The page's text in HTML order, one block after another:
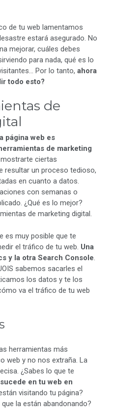
de tu web lamentamos
estará asegurado. No
mejorar, cuáles debes
para nada, qué es lo
Por lo tanto, ahora
todo esto?
de
página web es
de marketing
ciertas
resultar un proceso tedioso,
en cuanto a datos.
con semanas o
¿Qué es lo mejor?
de marketing digital.
es muy posible que te
el tráfico de tu web. Una
y la otra Search Console.
sabemos sacarles el
los datos y te los
va el tráfico de tu web
herramientas más
web y no nos extraña. La
¿Sabes lo que te
en tu web en
visitando tu página?
la están abandonando?